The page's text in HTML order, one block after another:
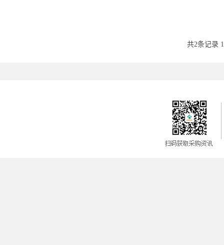
共2条记录